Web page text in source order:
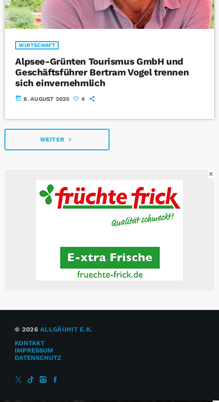
WIRTSCHAFT
Alpsee-Grünten Tourismus GmbH und
Geschäftsführer Bertram Vogel trennen
sich einvernehmlich
today 8. AUGUST 2025 4
WEITER navigate_next
X
© 2026ALLGÄUHIT E.K.
KONTAKT
IMPRESSUM
DATENSCHUTZ